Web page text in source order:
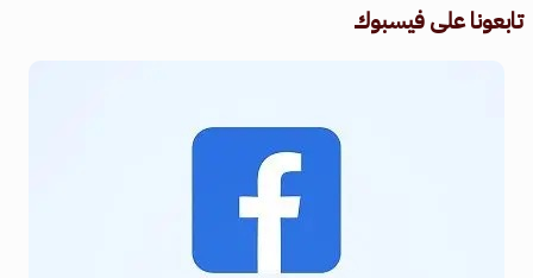
تابعونا على فيسبوك